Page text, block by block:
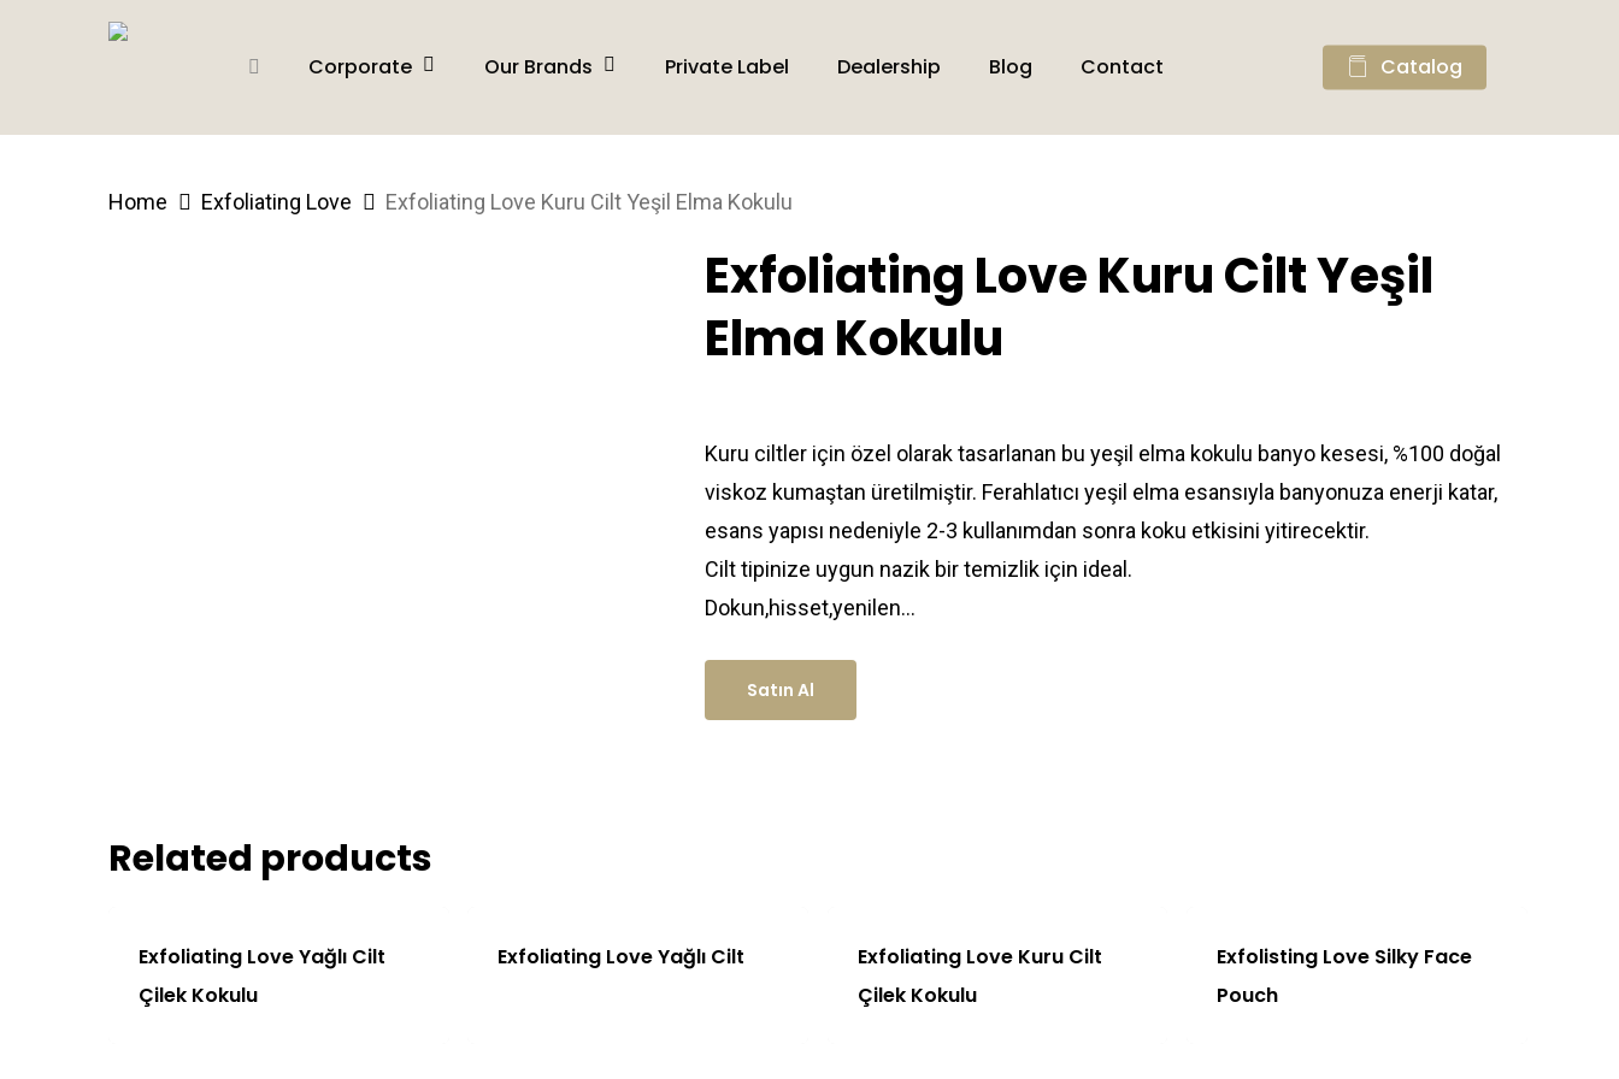
content
Corporate Our Brands Private Label Dealership Blog Contact Catalog
Home Exfoliating Love Exfoliating Love Kuru Cilt Yeşil Elma Kokulu
Exfoliating Love Kuru Cilt Yeşil
Elma Kokulu
Kuru ciltler için özel olarak tasarlanan bu yeşil elma kokulu banyo kesesi, %100 doğal
viskoz kumaştan üretilmiştir. Ferahlatıcı yeşil elma esansıyla banyonuza enerji katar,
esans yapısı nedeniyle 2-3 kullanımdan sonra koku etkisini yitirecektir.
Cilt tipinize uygun nazik bir temizlik için ideal.
Dokun,hisset,yenilen…
Satın Al
Related products
Exfoliating Love Yağlı Cilt
Çilek Kokulu
Exfoliating Love Yağlı Cilt
Exfoliating Love Kuru Cilt
Çilek Kokulu
Exfolisting Love Silky Face
Pouch